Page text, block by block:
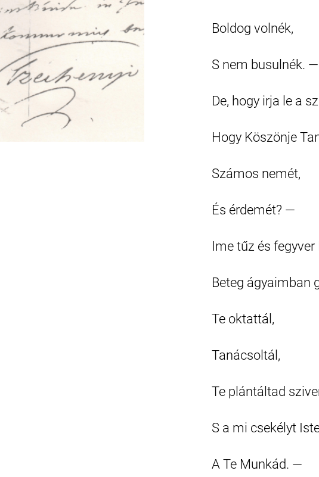
Boldog volnék,
S nem busulnék. —
De, hogy irja le a
Hogy Köszönje
Számos nemét,
És érdemét? —
Ime tűz és
Beteg ágyaimban
Te oktattál,
Tanácsoltál,
Te plántáltad
S a mi csekélyt
A Te Munkád. —